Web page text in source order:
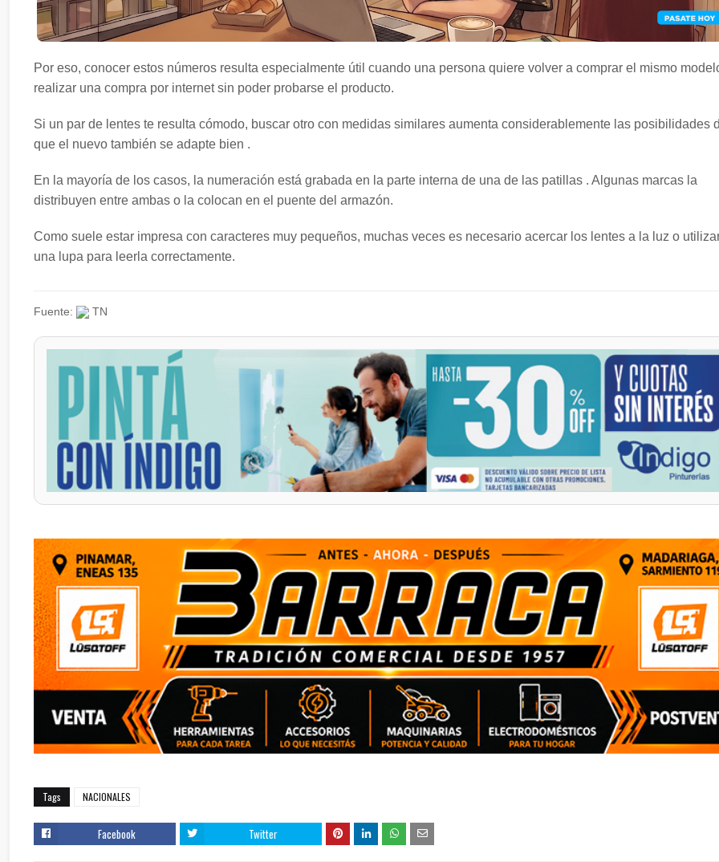
Por eso, conocer estos números resulta especialmente útil cuando una persona quiere volver a comprar el mismo
realizar una compra por internet sin poder probarse el producto.
Si un par de lentes te resulta cómodo, buscar otro con medidas similares aumenta considerablemente las posibilidades
que el nuevo también se adapte bien .
En la mayoría de los casos, la numeración está grabada en la parte interna de una de las patillas . Algunas marcas la
distribuyen entre ambas o la colocan en el puente del armazón.
Como suele estar impresa con caracteres muy pequeños, muchas veces es necesario acercar los lentes a la luz o
una lupa para leerla correctamente.
Fuente: TN
Tags NACIONALES
Facebook Twitter